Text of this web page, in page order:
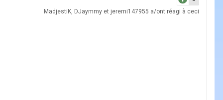
MadjestiK DJaymmy et jeremi147955 a/ont réagi à ceci